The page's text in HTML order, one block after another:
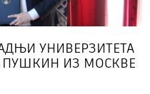
УНИВЕРЗИТЕТА
ПУШКИН ИЗ МОСКВЕ